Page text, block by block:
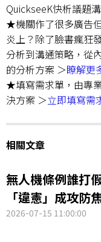
QuickseeK快析議題
★機關作了很多廣告
炎上？除了臉書瘋狂
分析到溝通策略，從
的分析方案 ＞瞭解更
★填寫需求單，由專
決方案 ＞立即填寫需
相關文章
無人機條例誰打
「違憲」成攻防
2026-07-15 11:00:00